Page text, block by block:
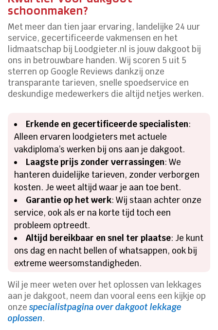
schoonmaken?
Met meer dan tien jaar ervaring, landelijke 24 uur
service, gecertificeerde vakmensen en het
lidmaatschap bij Loodgieter.nl is jouw dakgoot bij
ons in betrouwbare handen. Wij scoren 5 uit 5
sterren op Google Reviews dankzij onze
transparante tarieven, snelle spoedservice en
deskundige medewerkers die altijd netjes werken.
Erkende en gecertificeerde specialisten:
Alleen ervaren loodgieters met actuele
vakdiploma’s werken bij ons aan je dakgoot.
Laagste prijs zonder verrassingen: We
hanteren duidelijke tarieven, zonder verborgen
kosten. Je weet altijd waar je aan toe bent.
Garantie op het werk: Wij staan achter onze
service, ook als er na korte tijd toch een
probleem optreedt.
Altijd bereikbaar en snel ter plaatse: Je kunt
ons dag en nacht bellen of whatsappen, ook bij
extreme weersomstandigheden.
Wil je meer weten over het oplossen van lekkages
aan je dakgoot, neem dan vooral eens een kijkje op
onzespecialistpagina over dakgoot lekkage
oplossen.